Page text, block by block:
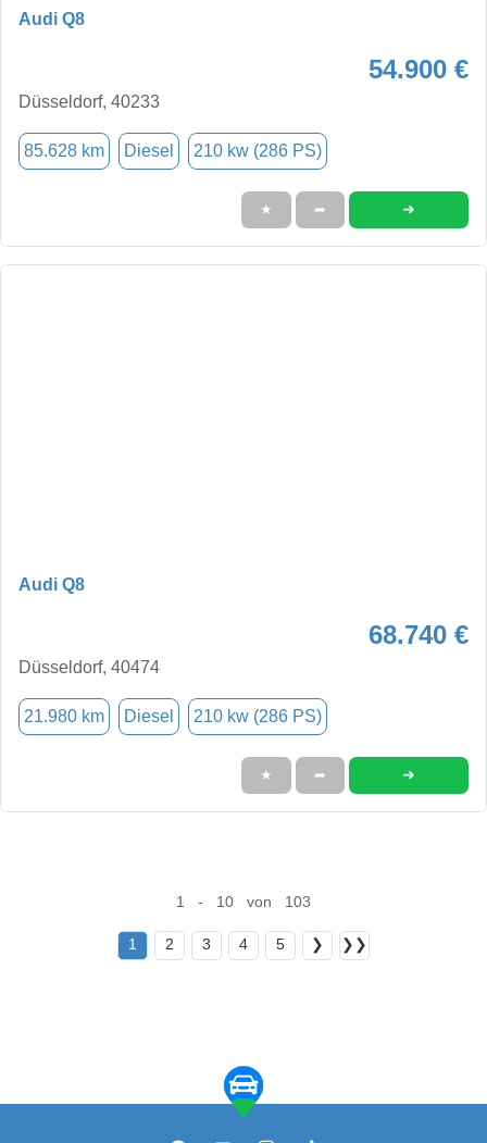
Audi Q8
54.900 €
Düsseldorf, 40233
85.628 km Diesel 210 kw (286 PS)
★ ➦ ➜
Audi Q8
68.740 €
Düsseldorf, 40474
21.980 km Diesel 210 kw (286 PS)
★ ➦ ➜
1 - 10 von 103
1 2 3 4 5 ❯ ❯❯